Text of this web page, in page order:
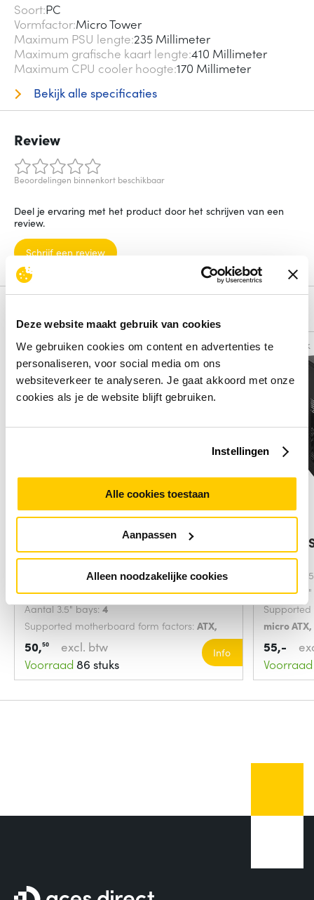
Deze website maakt gebruik van cookies
We gebruiken cookies om content en advertenties te
personaliseren, voor social media om ons
websiteverkeer te analyseren. Je gaat akkoord met onze
cookies als je de website blijft gebruiken.
Instellingen
Alle cookies toestaan
Aanpassen
Alleen noodzakelijke cookies
Soort PC
Vormfactor Micro Tower
Maximum PSU lengte 235 Millimeter
Maximum grafische kaart lengte 410 Millimeter
Maximum CPU cooler hoogte 170 Millimeter
Bekijk alle specificaties
Review
Beoordelingen binnenkort beschikbaar
Deel je ervaring met het product door het schrijven van een
review.
Schrijf een review
Vergelijk
Chieftec CQ-01B-U3-OP
computerbehuizing
Aantal 5.25" bays:2
Aantal 3.5" bays:4
Supported motherboard form factors: ATX,
micro ATX
50,50
excl. btw
Voorraad 86 stuks
Info
Vergelijk
Antec
Zwart
Aantal
Aantal
micro
Kleur van
55,-
Voorraad